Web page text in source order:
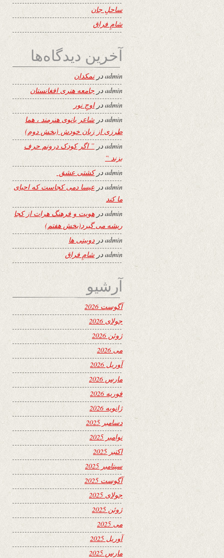
ساحلِ جان
شامِ فراق
آخرین دیدگاه‌ها
adminدرنمکدان
adminدر جامعه هنری افغانستان
adminدراوجِ نور
adminدر شاعر بانوی هنرمند ، هما
طرزی از زبان خودش (بخش دوم)
adminدر ” اگر کودک درونم حرف
بزند “
adminدرکشتی عشق
adminدر عیسا دمی کجاست که احیای
ما کند
adminدر هویت و فرهنگ هرات از کجا
ریشه می گیرد(بخش هفتم)
adminدردوبیتی ها
admin در شامِ فراق
آرشیو
آگوست 2026
جولای 2026
ژوئن 2026
می 2026
آوریل 2026
مارس 2026
فوریه 2026
ژانویه 2026
دسامبر 2025
نوامبر 2025
اکتبر 2025
سپتامبر 2025
آگوست 2025
جولای 2025
ژوئن 2025
می 2025
آوریل 2025
مارس 2025